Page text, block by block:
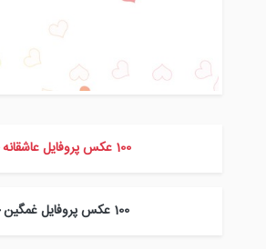
100 عکس پروفایل عاشقانه جدید ۱۴۰۵
100 عکس پروفایل غمگین جدید ۱۴۰۵